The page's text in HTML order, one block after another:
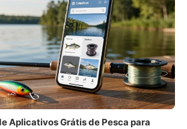
Aplicativos Grátis de Pesca para